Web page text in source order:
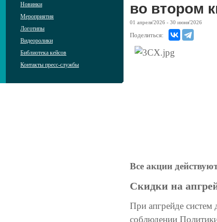
Новинки
Мероприятия
Логотипы
Видеоролики
Библиотека кейсов
Контакты пресс-службы
во втором
01 апреля'2026 - 30 июня'2026
Поделиться:
Все акции
Скидки на
При апгрейде
соблюдении